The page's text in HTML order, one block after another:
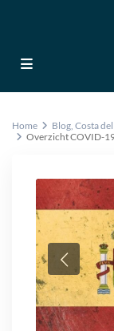
Home Blog,Costa del
Overzicht COVID-